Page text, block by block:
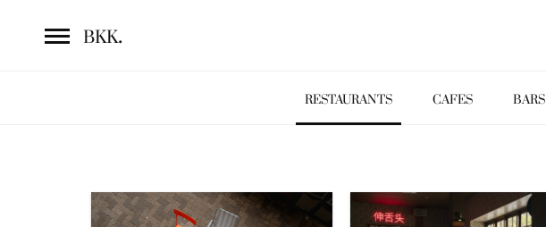
BKK.
RESTAURANTS CAFES BARS